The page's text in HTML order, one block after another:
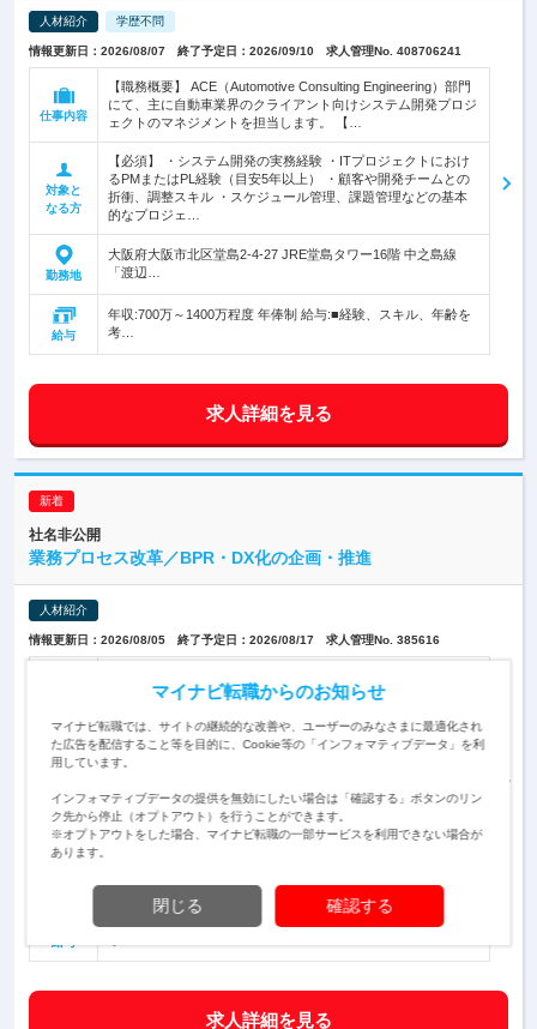
人材紹介 学歴不問
情報更新日：2026/08/07 終了予定日：2026/09/10 求人管理No. 408706241
仕事内容
【職務概要】 ACE（Automotive Consulting Engineering）部門
にて、主に自動車業界のクライアント向けシステム開発プロジ
ェクトのマネジメントを担当します。 【…
対象と
なる方
【必須】 ・システム開発の実務経験 ・ITプロジェクトにおけ
るPMまたはPL経験（目安5年以上） ・顧客や開発チームとの
折衝、調整スキル ・スケジュール管理、課題管理などの基本
的なプロジェ…
勤務地
大阪府大阪市北区堂島2-4-27 JRE堂島タワー16階 中之島線
「渡辺…
給与
年収:700万～1400万程度 年俸制 給与:■経験、スキル、年齢を
考…
求人詳細を見る
社名非公開
業務プロセス改革／BPR・DX化の企画・推進
人材紹介
情報更新日：2026/08/05 終了予定日：2026/08/17 求人管理No. 385616
担当いただきます。 【具体的には】 1.経理業務システムのレ
A…
対象と
なる方
※いずれか必須（3年以上の経験が望ましい） （1）事業会社
務効率化企画経験 （2）システムベンダー等のシステム開発・
プロジェクトマネジメ…
600-1200万円 ※勤務時間： 「企画業務型裁量労働制」が適用
求人詳細を見る
マイナビ転職からのお知らせ
マイナビ転職では、サイトの継続的な改善や、ユーザーのみなさまに最適化され
た広告を配信すること等を目的に、Cookie等の「インフォマティブデータ」を利
用しています。
インフォマティブデータの提供を無効にしたい場合は「確認する」ボタンのリン
ク先から停止（オプトアウト）を行うことができます。
※オプトアウトをした場合、マイナビ転職の一部サービスを利用できない場合が
あります。
閉じる 確認する